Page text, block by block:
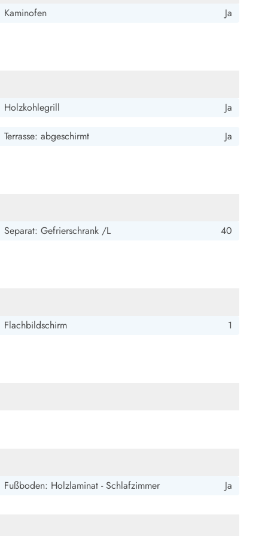
Kaminofen Ja
Holzkohlegrill Ja
Terrasse: abgeschirmt Ja
Separat: Gefrierschrank /L 40
Flachbildschirm 1
Fußboden: Holzlaminat - Schlafzimmer Ja